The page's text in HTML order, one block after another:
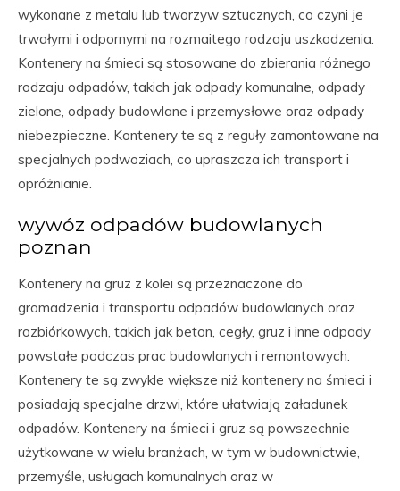
wykonane z metalu lub tworzyw sztucznych, co czyni je
trwałymi i odpornymi na rozmaitego rodzaju uszkodzenia.
Kontenery na śmieci są stosowane do zbierania różnego
rodzaju odpadów, takich jak odpady komunalne, odpady
zielone, odpady budowlane i przemysłowe oraz odpady
niebezpieczne. Kontenery te są z reguły zamontowane na
specjalnych podwoziach, co upraszcza ich transport i
opróżnianie.
wywóz odpadów budowlanych
poznan
Kontenery na gruz z kolei są przeznaczone do
gromadzenia i transportu odpadów budowlanych oraz
rozbiórkowych, takich jak beton, cegły, gruz i inne odpady
powstałe podczas prac budowlanych i remontowych.
Kontenery te są zwykle większe niż kontenery na śmieci i
posiadają specjalne drzwi, które ułatwiają załadunek
odpadów. Kontenery na śmieci i gruz są powszechnie
użytkowane w wielu branżach, w tym w budownictwie,
przemyśle, usługach komunalnych oraz w